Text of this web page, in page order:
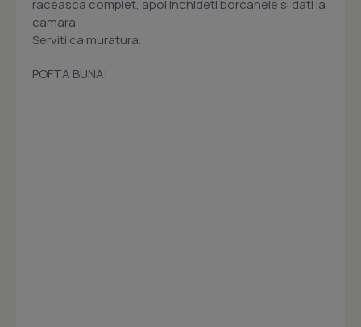
raceasca complet, apoi inchideti borcanele si dati la
camara.
Serviti ca muratura.
POFTA BUNA!